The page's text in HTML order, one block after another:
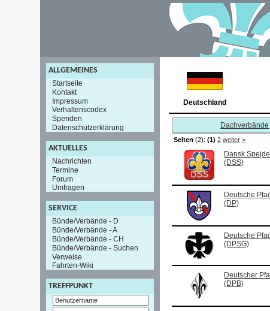
ALLGEMEINES
Startseite
Kontakt
Impressum
Verhaltenscodex
Spenden
Datenschutzerklärung
AKTUELLES
Nachrichten
Termine
Forum
Umfragen
SERVICE
Bünde/Verbände - D
Bünde/Verbände - A
Bünde/Verbände - CH
Bünde/Verbände - Suchen
Verweise
Fahrten-Wiki
TREFFPUNKT
Deutschland
Dachverbände
Seiten (2):(1) 2 weiter >
Dansk
(DSS)
Deutsche
(DP)
Deutsche
(DPSG)
Deutscher
(DPB)